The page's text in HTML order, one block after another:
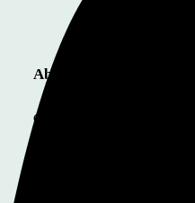
Abenteuer­spielplatz
Gustav-Meyer-Allee 4